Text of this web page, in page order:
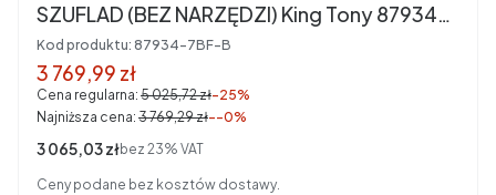
SZUFLAD (BEZ NARZĘDZI) King Tony 87934-
7BF-B
Kod produktu: 87934-7BF-B
Cena promocyjna brutto
3 769,99 zł
Cena regularna: 5 025,72 zł-25%
Najniższa cena: 3 769,29 zł--0%
Cena netto
3 065,03 złbez 23% VAT
Ceny podane bez kosztów dostawy.